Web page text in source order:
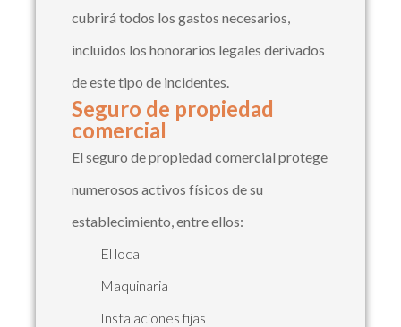
cubrirá todos los gastos necesarios,
incluidos los honorarios legales derivados
de este tipo de incidentes.
Seguro de propiedad
comercial
El seguro de propiedad comercial protege
numerosos activos físicos de su
establecimiento, entre ellos:
El local
Maquinaria
Instalaciones fijas